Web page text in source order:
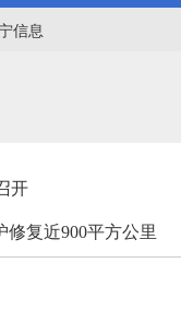
信息
开
修复近900平方公里